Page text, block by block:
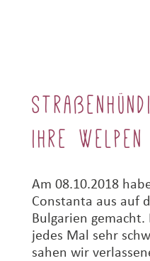
ihre Welpen
Am 08.10.2018
Constanta aus auf
Bulgarien
jedes Mal sehr
sahen wir